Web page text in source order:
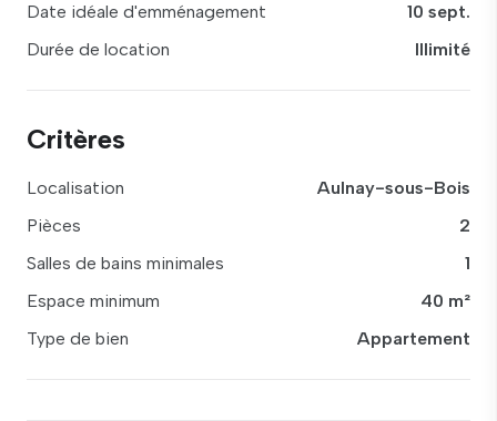
Date idéale d'emménagement
10 sept.
Durée de location
Illimité
Critères
Localisation
Aulnay-sous-Bois
Pièces
2
Salles de bains minimales
1
Espace minimum
40 m²
Type de bien
Appartement